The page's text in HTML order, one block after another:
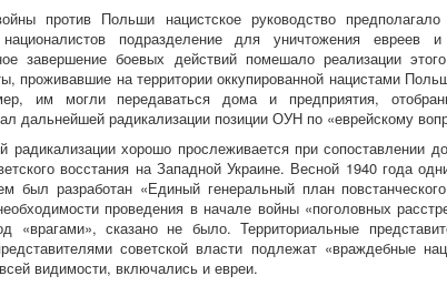
против Польши нацистское руководство
националистов подразделение для уничтожения евреев
завершение боевых действий помешало реализации
проживавшие на территории оккупированной нацистами
им могли передаваться дома и предприятия,
дальнейшей радикализации позиции ОУН по «еврейскому
радикализации хорошо прослеживается при сопоставлении
восстания на Западной Украине. Весной 1940 года
был разработан «Единый генеральный план
проведения в начале войны «поголовных
«врагами», сказано не было. Территориальные
советской власти подлежат «враждебные
видимости, включались и евреи.